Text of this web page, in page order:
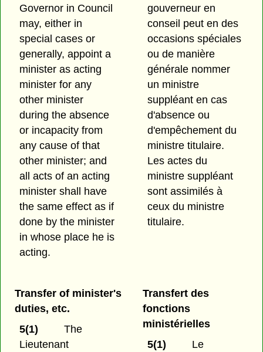
Governor in Council
may, either in
special cases or
generally, appoint a
minister as acting
minister for any
other minister
during the absence
or incapacity from
any cause of that
other minister; and
all acts of an acting
minister shall have
the same effect as if
done by the minister
in whose place he is
acting.
gouverneur en
conseil peut en des
occasions spéciales
ou de manière
générale nommer
un ministre
suppléant en cas
d'absence ou
d'empêchement du
ministre titulaire.
Les actes du
ministre suppléant
sont assimilés à
ceux du ministre
titulaire.
Transfer of minister's
duties, etc.
5(1)
The
Lieutenant
Transfert des
fonctions
ministérielles
5(1)
Le